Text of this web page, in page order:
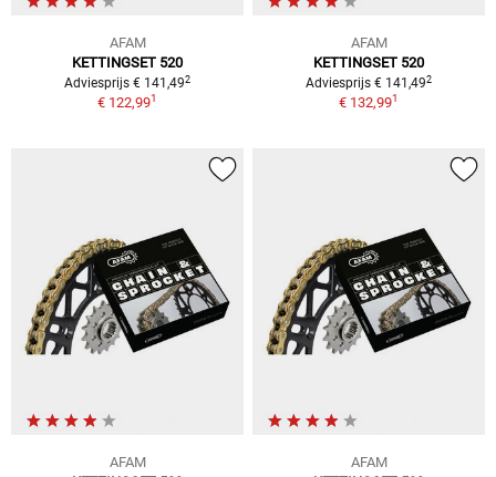
AFAM
KETTINGSET 520
Adviesprijs € 141,492
€ 122,991
AFAM
KETTINGSET 520
Adviesprijs € 141,492
€ 132,991
AFAM
AFAM